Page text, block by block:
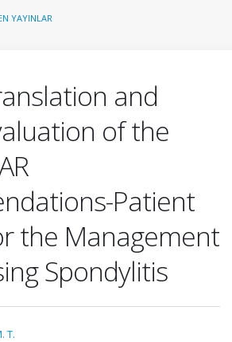
YAYINLAR
and
of the
Patient
the Management
Spondylitis
T.